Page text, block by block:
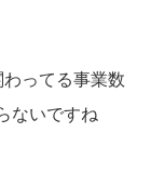
ってる事業数
ないですね